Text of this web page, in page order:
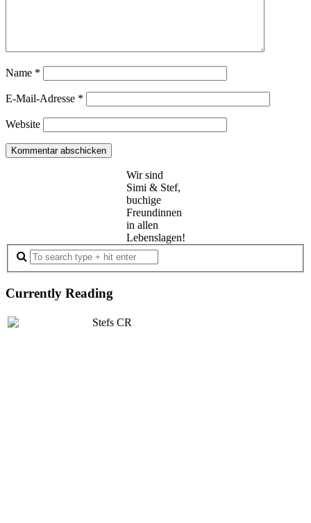
Name *
E-Mail-Adresse *
Website
Wir sind
Simi & Stef,
buchige
Freundinnen
in allen
Lebenslagen!
Currently Reading